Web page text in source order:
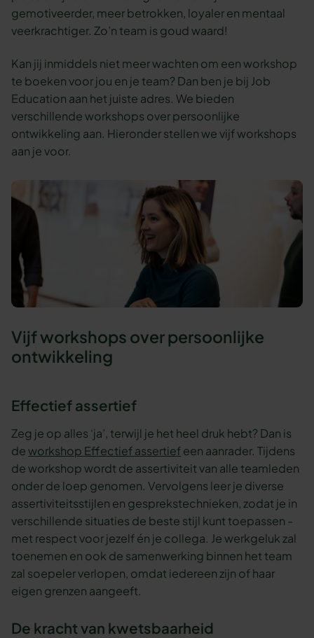
gemotiveerder, meer betrokken, loyaler en mentaal
veerkrachtiger. Zo’n team is goud waard!
Kan jij inmiddels niet meer wachten om een workshop
te boeken voor jou en je team? Dan ben je bij Job
Education aan het juiste adres. We bieden
verschillende workshops over persoonlijke
ontwikkeling aan. Hieronder stellen we vijf workshops
aan je voor.
Vijf workshops over persoonlijke
ontwikkeling
Effectief assertief
Zeg je op alles ‘ja’, terwijl je het heel druk hebt? Dan is
deworkshop Effectief assertiefeen aanrader. Tijdens
de workshop wordt de assertiviteit van alle teamleden
onder de loep genomen. Vervolgens leer je diverse
assertiviteitsstijlen en gesprekstechnieken, zodat je in
verschillende situaties de beste stijl kunt toepassen -
met respect voor jezelf én je collega. Je werkgeluk zal
toenemen en ook de samenwerking binnen het team
zal soepeler verlopen, omdat iedereen zijn of haar
eigen grenzen aangeeft.
De kracht van kwetsbaarheid